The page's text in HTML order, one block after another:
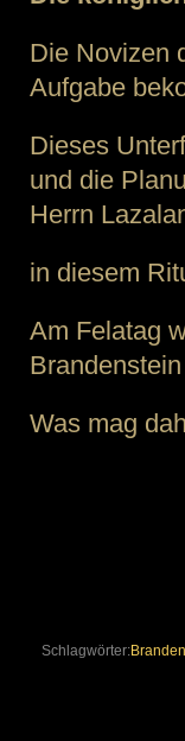
Die Novizen
Aufgabe
Dieses
und die
Herrn
in diesem
Am Felatag
Was mag
Schlagwörter: